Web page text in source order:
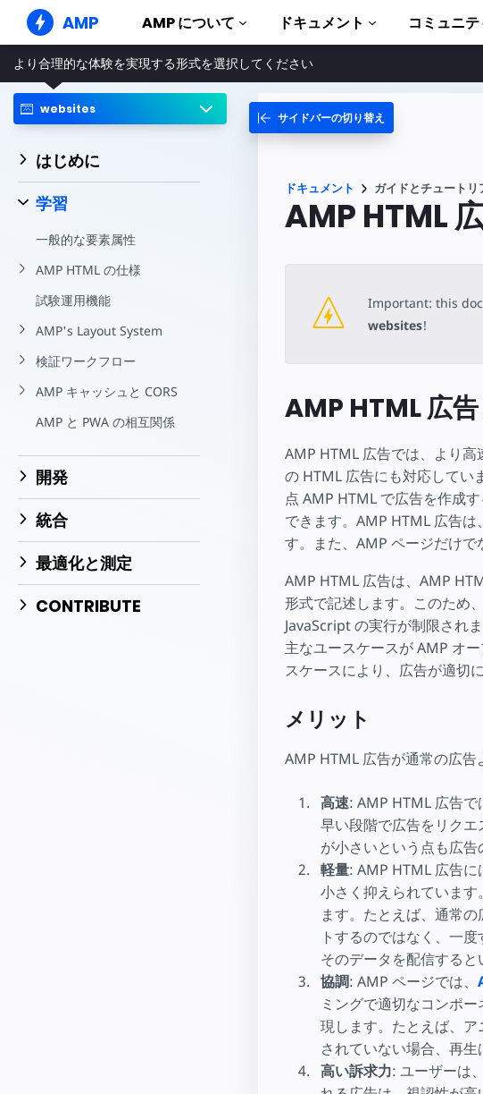
AMP AMP について
AMP ウェブサイト
完璧なウェブ体験をもたらします
Web Stories
誰もが気軽に楽しめるストーリー
超高速なウェブ広告
ドキュメント
ガイドとチュートリアル
AMP を使い始める
AMP ライブラリ一式
実例
テンプレート
コミュニテ
より合理的な体験を実現する形式を選択してください
websites
はじめに
学習
一般的な要素属性
AMP HTML の仕様
試験運用機能
AMP's Layout System
検証ワークフロー
AMP キャッシュと CORS
AMP と PWA の相互関係
開発
統合
最適化と測定
CONTRIBUTE
サイドバーの切り替え
ドキュメント ガイドとチュートリ
AMP HTML
Important: this
websites!
AMP HTML 広
AMP HTML 広告では、より
の HTML 広告にも対応してい
点 AMP HTML で広告を作成
できます。AMP HTML 広告
す。また、AMP ページだけで
AMP HTML 広告は、AMP
形式で記述します。このため
JavaScript の実行が制限され
主なユースケースが AMP オ
スケースにより、広告が適切
メリット
AMP HTML 広告が通常の広告
高速: AMP HTML 広告
早い段階で広告をリク
が小さいという点も広告
軽量: AMP HTML 広告
小さく抑えられていま
ます。たとえば、通常
トするのではなく、一
そのデータを配信すると
協調: AMP ページでは、
ミングで適切なコンポ
現します。たとえば、
されていない場合、再生
高い訴求力: ユーザーは